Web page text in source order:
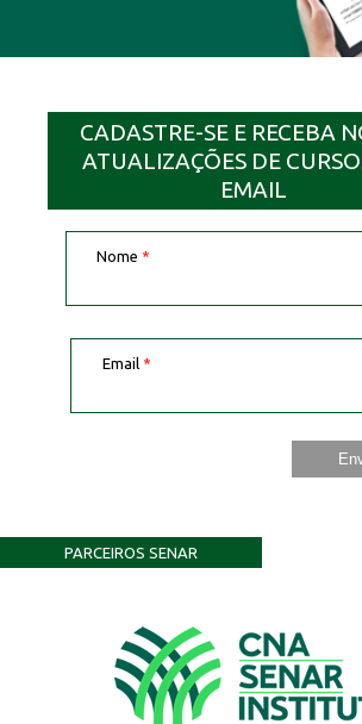
CADASTRE-SE E RECEBA
ATUALIZAÇÕES DE
EMAIL
Nome *
Email *
PARCEIROS SENAR